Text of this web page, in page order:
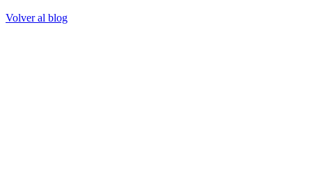
Volver al blog